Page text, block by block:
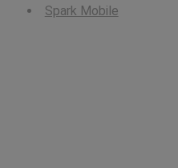
Spark Mobile